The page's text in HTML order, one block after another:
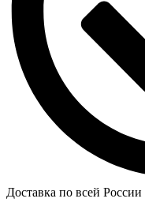
Доставка по всей России